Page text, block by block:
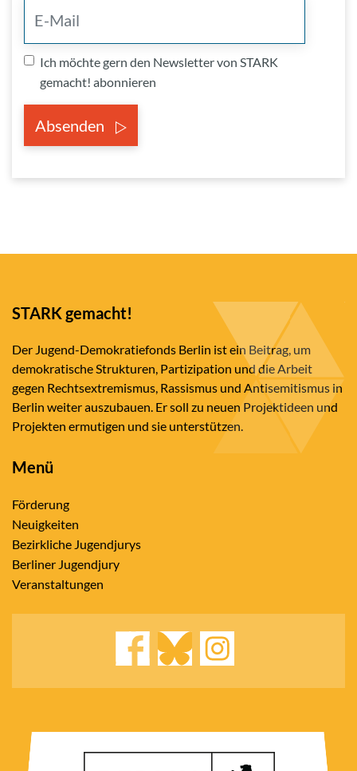
Ich möchte gern den Newsletter von STARK
gemacht! abonnieren
Absenden
STARK gemacht!
Der Jugend-Demokratiefonds Berlin ist ein Beitrag, um
demokratische Strukturen, Partizipation und die Arbeit
gegen Rechtsextremismus, Rassismus und Antisemitismus in
Berlin weiter auszubauen. Er soll zu neuen Projektideen und
Projekten ermutigen und sie unterstützen.
Menü
Förderung
Neuigkeiten
Bezirkliche Jugendjurys
Berliner Jugendjury
Veranstaltungen